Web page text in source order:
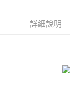
２．便利：只要手機
結帳頁面，進行簡訊
２．訂單成立數日內
詳細說明